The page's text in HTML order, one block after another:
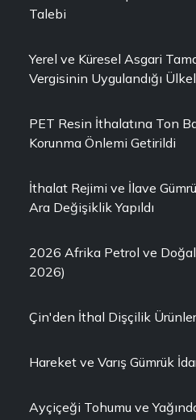
Talebi
Yerel ve Küresel Asgari
Vergisinin Uygulandığı
PET Resin İthalatına Ton
Korunma Önlemi Getirildi
İthalat Rejimi ve İlave
Ara Değişiklik Yapıldı
2026 Afrika Petrol ve
2026)
Çin'den İthal Dişçilik
Hareket ve Varış Gümrük
Ayçiçeği Tohumu ve